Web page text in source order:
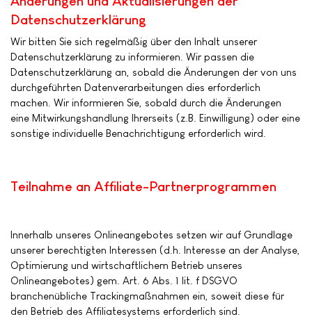
Datenschutzerklärung
Wir bitten Sie sich regelmäßig über den Inhalt unserer
Datenschutzerklärung zu informieren. Wir passen die
Datenschutzerklärung an, sobald die Änderungen der von uns
durchgeführten Datenverarbeitungen dies erforderlich
machen. Wir informieren Sie, sobald durch die Änderungen
eine Mitwirkungshandlung Ihrerseits (z.B. Einwilligung) oder eine
sonstige individuelle Benachrichtigung erforderlich wird.
Teilnahme an Affiliate-Partnerprogrammen
Innerhalb unseres Onlineangebotes setzen wir auf Grundlage
unserer berechtigten Interessen (d.h. Interesse an der Analyse,
Optimierung und wirtschaftlichem Betrieb unseres
Onlineangebotes) gem. Art. 6 Abs. 1 lit. f DSGVO
branchenübliche Trackingmaßnahmen ein, soweit diese für
den Betrieb des Affiliatesystems erforderlich sind.